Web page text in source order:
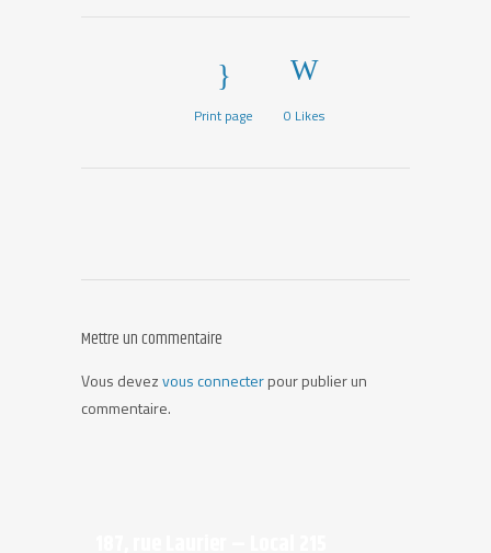
Print page 0 Likes
Mettre un commentaire
Vous devezvous connecterpour publier un
commentaire.